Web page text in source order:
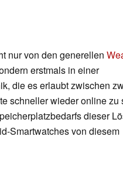
nur von den generellen
erstmals in einer
die es erlaubt zwischen
schneller wieder online zu
dieser
Smartwatches von diesem